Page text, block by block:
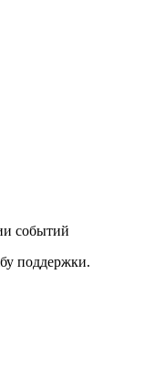
событий
поддержки.